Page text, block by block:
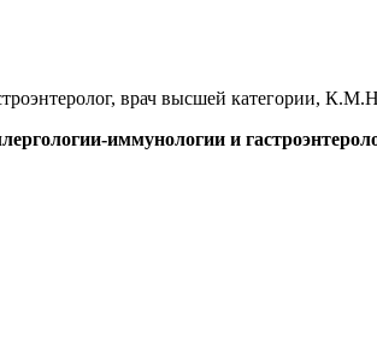
врач высшей категории,
иммунологии и